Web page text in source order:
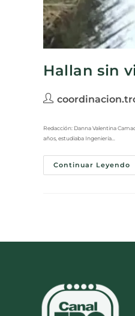
Hallan sin
Redacción: Danna Valentina
años, estudiaba Ingeniería…
Continuar Leyendo